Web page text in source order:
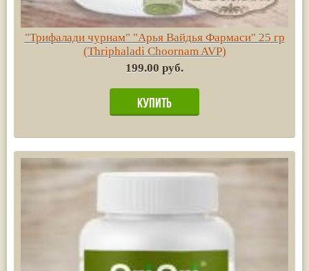
"Трифалади чурнам" "Арья Вайдья Фармаси" 25 гр
(Thriphaladi Choornam AVP)
199.00 руб.